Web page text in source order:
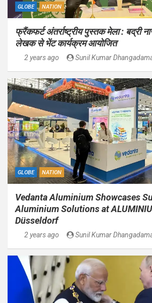
GLOBE NATION
फ्रैंकफर्ट अंतर्राष्ट्रीय पुस्तक मेला : बद्री
लेखक से भेंट कार्यक्रम आयोजित
2 years ago Sunil Kumar
GLOBE NATION
Vedanta Aluminium Showcases
Aluminium Solutions at
Düsseldorf
2 years ago Sunil Kumar